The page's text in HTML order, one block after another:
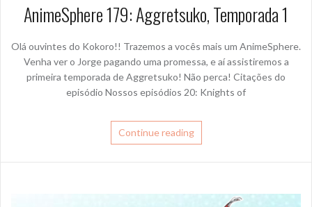
AnimeSphere 179: Aggretsuko, Temporada 1
Olá ouvintes do Kokoro!! Trazemos a vocês mais um AnimeSphere.
Venha ver o Jorge pagando uma promessa, e aí assistiremos a
primeira temporada de Aggretsuko! Não perca! Citações do
episódio Nossos episódios 20: Knights of
Continue reading